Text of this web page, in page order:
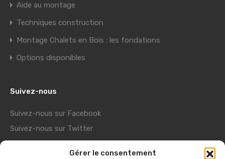
Gérer le consentement
Aide au montage
Techniques construction
Montage Chalets en Bois : les fondations
Options disponibles
Suivez-nous
Suivez-nous sur Facebook
Suivez-nous sur Twitter
Suivez-nous sur Youtube